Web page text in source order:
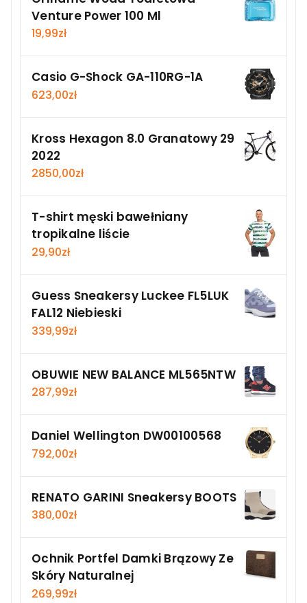
Venture Power 100 Ml
19,99zł
Casio G-Shock GA-110RG-1A
623,00zł
Kross Hexagon 8.0 Granatowy 29
2022
2850,00zł
T-shirt męski bawełniany
tropikalne liście
29,90zł
Guess Sneakersy Luckee FL5LUK
FAL12 Niebieski
339,99zł
OBUWIE NEW BALANCE ML565NTW
287,99zł
Daniel Wellington DW00100568
792,00zł
RENATO GARINI Sneakersy BOOTS
380,00zł
Ochnik Portfel Damki Brązowy Ze
Skóry Naturalnej
269,99zł